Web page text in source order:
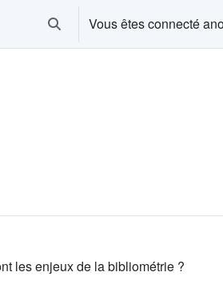
Activer/désactiver la saisie de
Vous êtes connecté
les enjeux de la bibliométrie ?